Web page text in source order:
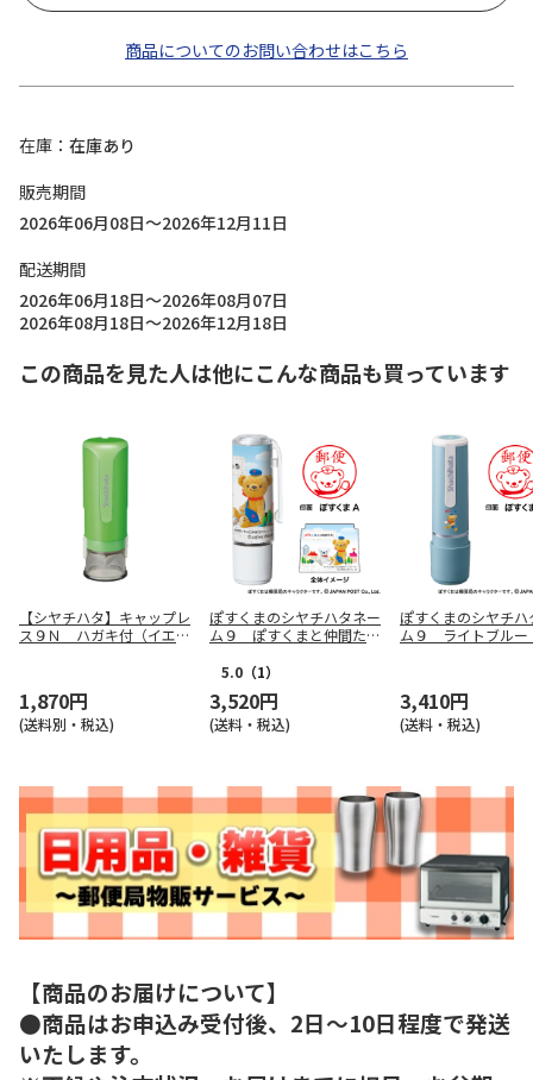
商品についてのお問い合わせはこちら
在庫
在庫あり
販売期間
2026年06月08日～2026年12月11日
配送期間
2026年06月18日～2026年08月07日
2026年08月18日～2026年12月18日
この商品を見た人は他にこんな商品も買っています
【シヤチハタ】キャップレ
ス９Ｎ ハガキ付（イエロ
1,870円
(送料別・税込)
ぽすくまのシヤチハタネー
ム９ ぽすくまと仲間たち
5.0 （1）
3,520円
(送料・税込)
ぽすくまのシヤチハ
ム９ ライトブル
3,410円
(送料・税込)
【商品のお届けについて】
●商品はお申込み受付後、2日～10日程度で発送
いたします。